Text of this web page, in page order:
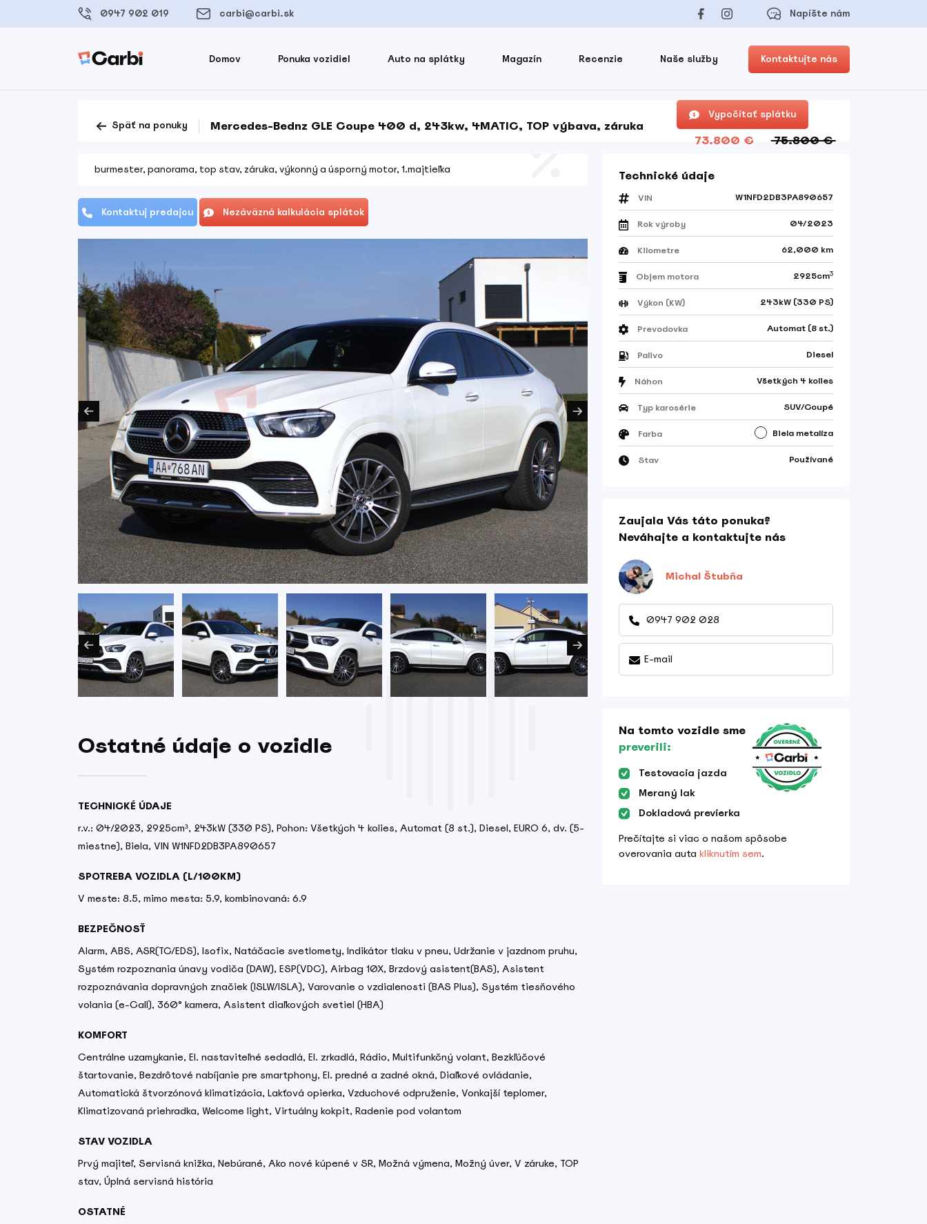
0947 902 019 carbi@carbi.sk Napíšte nám
Domov Ponuka vozidiel Auto na splátky Magazín Recenzie Naše služby Kontaktujte nás
Späť na ponuky Mercedes-Bednz GLE Coupe 400 d, 243kw, 4MATIC, TOP výbava, záruka
Vypočítať splátku
73.800 € 75.800 €
burmester, panorama, top stav, záruka, výkonný a úsporný motor, 1.majtieľka
Kontaktuj predajcu Nezáväzná kalkulácia splátok
Ostatné údaje o vozidle
TECHNICKÉ ÚDAJE
r.v.: 04/2023, 2925cm³, 243kW (330 PS), Pohon: Všetkých 4 kolies, Automat (8 st.), Diesel, EURO 6, dv. (5-
miestne), Biela, VIN W1NFD2DB3PA890657
SPOTREBA VOZIDLA (L/100KM)
V meste: 8.5, mimo mesta: 5.9, kombinovaná: 6.9
BEZPEČNOSŤ
Alarm, ABS, ASR(TC/EDS), Isofix, Natáčacie svetlomety, Indikátor tlaku v pneu, Udržanie v jazdnom pruhu,
Systém rozpoznania únavy vodiča (DAW), ESP(VDC), Airbag 10X, Brzdový asistent(BAS), Asistent
rozpoznávania dopravných značiek (ISLW/ISLA), Varovanie o vzdialenosti (BAS Plus), Systém tiesňového
volania (e-Call), 360° kamera, Asistent diaľkových svetiel (HBA)
KOMFORT
Centrálne uzamykanie, El. nastaviteľné sedadlá, El. zrkadlá, Rádio, Multifunkčný volant, Bezkľúčové
štartovanie, Bezdrôtové nabíjanie pre smartphony, El. predné a zadné okná, Diaľkové ovládanie,
Automatická štvorzónová klimatizácia, Lakťová opierka, Vzduchové odpruženie, Vonkajší teplomer,
Klimatizovaná priehradka, Welcome light, Virtuálny kokpit, Radenie pod volantom
STAV VOZIDLA
Prvý majiteľ, Servisná knižka, Nebúrané, Ako nové kúpené v SR, Možná výmena, Možný úver, V záruke, TOP
stav, Úplná servisná história
OSTATNÉ
Technické údaje
VIN W1NFD2DB3PA890657
Rok výroby 04/2023
Kilometre 62,000 km
Objem motora 2925cm3
Výkon (KW) 243kW (330 PS)
Prevodovka Automat (8 st.)
Palivo Diesel
Náhon Všetkých 4 kolies
Typ karosérie SUV/Coupé
Farba Biela metalíza
Stav Používané
Zaujala Vás táto ponuka?
Neváhajte a kontaktujte nás
Michal Štubňa
0947 902 028
E-mail
Na tomto vozidle sme
preverili:
Testovacia jazda
Meraný lak
Dokladová previerka
Prečítajte si viac o našom spôsobe
overovania auta kliknutím sem.